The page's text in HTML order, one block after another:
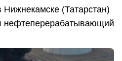
Нижнекамске (Татарстан)
нефтеперерабатывающий